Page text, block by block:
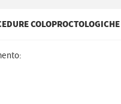
COLOPROCTOLOGICHE